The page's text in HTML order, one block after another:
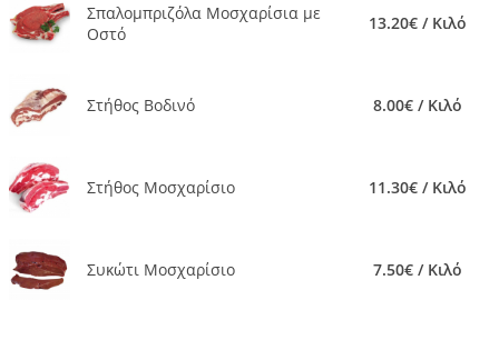
Σπαλομπριζόλα Μοσχαρίσια με
Οστό
13.20€ / Κιλό
Στήθος Βοδινό 8.00€ / Κιλό
Στήθος Μοσχαρίσιο 11.30€ / Κιλό
Συκώτι Μοσχαρίσιο 7.50€ / Κιλό